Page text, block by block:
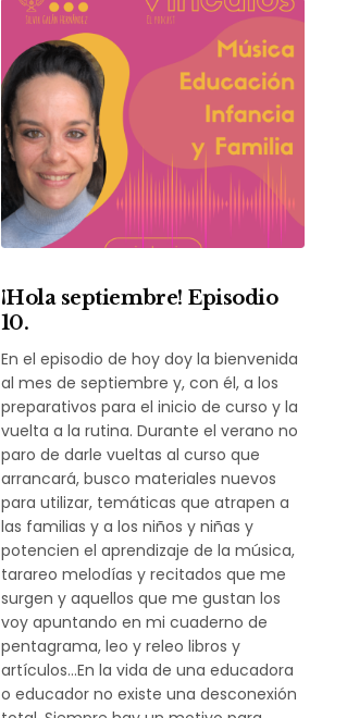
¡Hola septiembre! Episodio
10.
En el episodio de hoy doy la bienvenida
al mes de septiembre y, con él, a los
preparativos para el inicio de curso y la
vuelta a la rutina. Durante el verano no
paro de darle vueltas al curso que
arrancará, busco materiales nuevos
para utilizar, temáticas que atrapen a
las familias y a los niños y niñas y
potencien el aprendizaje de la música,
tarareo melodías y recitados que me
surgen y aquellos que me gustan los
voy apuntando en mi cuaderno de
pentagrama, leo y releo libros y
artículos…En la vida de una educadora
o educador no existe una desconexión